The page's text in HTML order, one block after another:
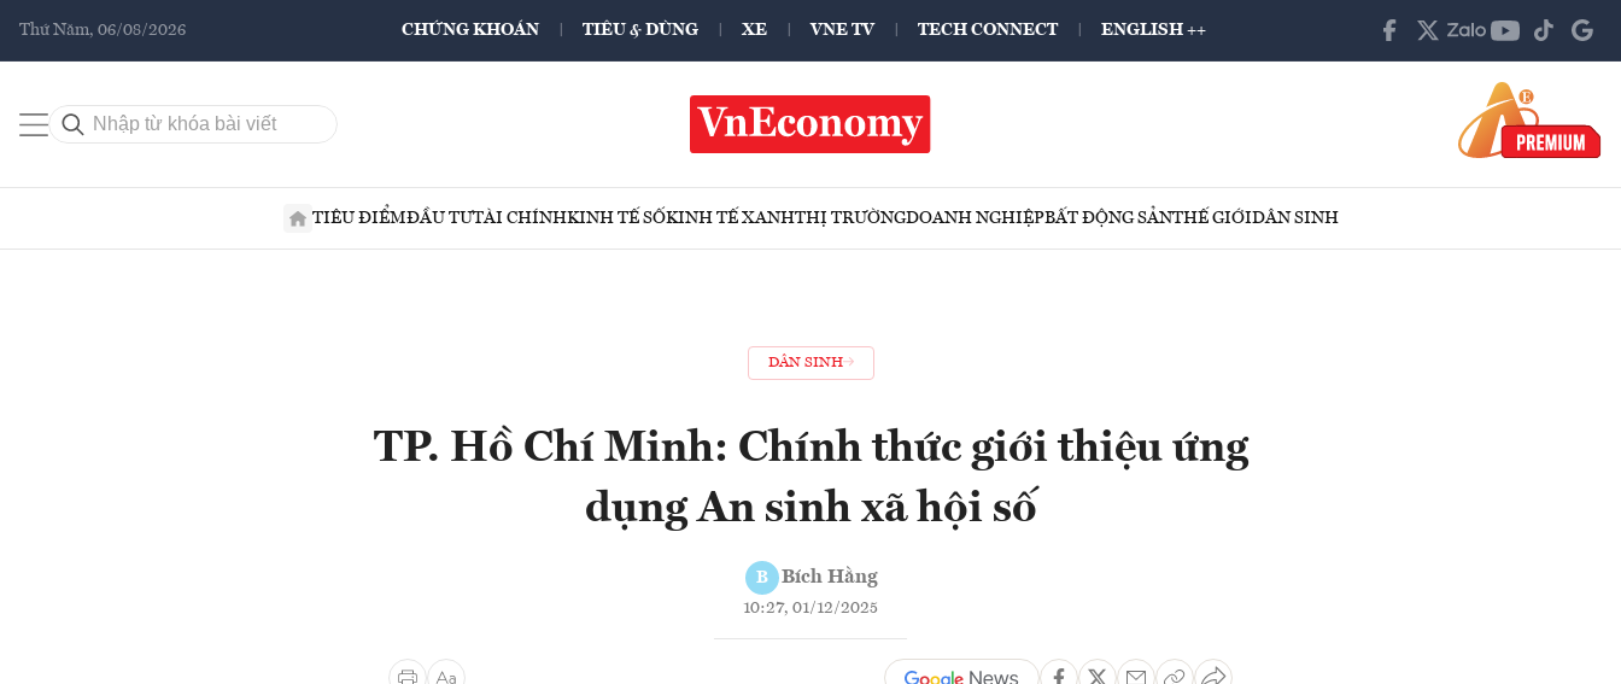
Thứ Năm, 06/08/2026 CHỨNG KHOÁN TIÊU & DÙNG XE VNE TV TECH CONNECT ENGLISH ++
TIÊU ĐIỂMĐẦU TƯTÀI CHÍNHKINH TẾ SỐKINH TẾ XANHTHỊ TRƯỜNGDOANH NGHIỆPBẤT ĐỘNG SẢNTHẾ GIỚIDÂN SINH
DÂN SINH
TP. Hồ Chí Minh: Chính thức giới thiệu ứng
dụng An sinh xã hội số
B Bích Hằng
10:27, 01/12/2025